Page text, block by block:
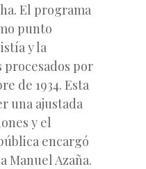
El programa
punto
y la
por
de 1934. Esta
una ajustada
y el
encargó
Manuel Azaña.